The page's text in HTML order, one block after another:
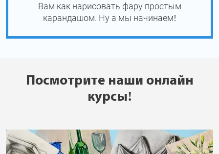
Вам как нарисовать фару простым
карандашом. Ну а мы начинаем!
Посмотрите наши онлайн
курсы!